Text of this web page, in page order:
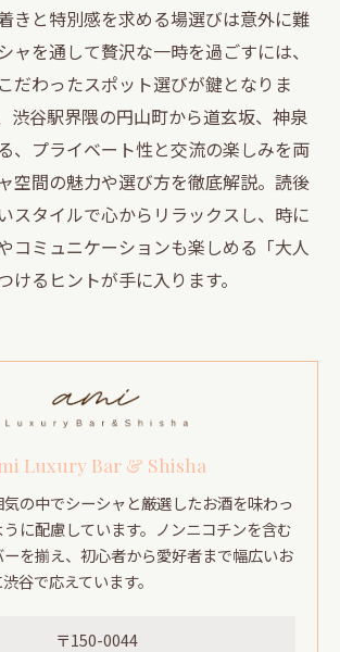
きと特別感を求める場選びは意外に難
ャを通して贅沢な一時を過ごすには、
だわったスポット選びが鍵となりま
渋谷駅界隈の円山町から道玄坂、神泉
、プライベート性と交流の楽しみを両
空間の魅力や選び方を徹底解説。読後
スタイルで心からリラックスし、時に
コミュニケーションも楽しめる「大人
けるヒントが手に入ります。
Luxury Bar & Shisha
の中でシーシャと厳選したお酒を味わっ
に配慮しています。ノンニコチンを含む
を揃え、初心者から愛好者まで幅広いお
谷で応えています。
〒150-0044